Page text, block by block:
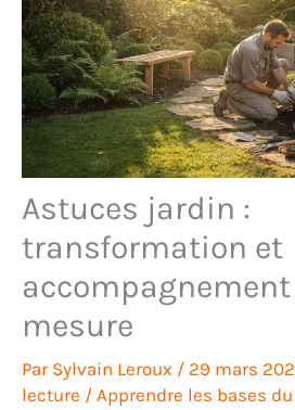
Astuces jardin :
transformation et
mesure
Par Sylvain Leroux / 29 mars
lecture / Apprendre les bases